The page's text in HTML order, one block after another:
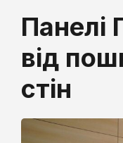
Панелі
від
стін